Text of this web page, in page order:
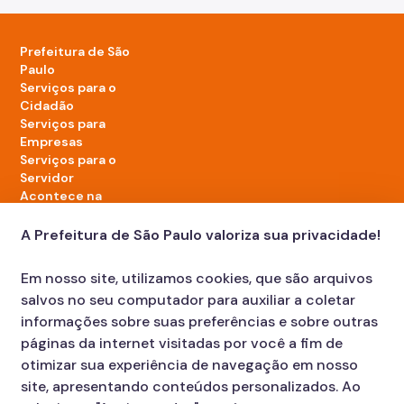
Prefeitura de São
Paulo
Serviços para o
Cidadão
Serviços para
Empresas
Serviços para o
Servidor
Acontece na
LinkedIn da Prefeitura de São Paulo
TikTok da Prefeitura de São Paulo
YouTube da Prefeitura de São Paulo
X da Prefeitura de São Paulo
Instagram da Prefeitura de São Paulo
Facebook da Prefeitura de São Paulo
Diário Oficial
A Prefeitura de São Paulo valoriza sua privacidade!
Em nosso site, utilizamos cookies, que são arquivos
salvos no seu computador para auxiliar a coletar
informações sobre suas preferências e sobre outras
páginas da internet visitadas por você a fim de
otimizar sua experiência de navegação em nosso
site, apresentando conteúdos personalizados. Ao